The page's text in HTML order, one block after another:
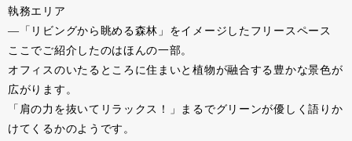
執務エリア
―「リビングから眺める森林」をイメージしたフリースペース
ここでご紹介したのはほんの一部。
オフィスのいたるところに住まいと植物が融合する豊かな景色が
広がります。
「肩の力を抜いてリラックス！」まるでグリーンが優しく語りか
けてくるかのようです。